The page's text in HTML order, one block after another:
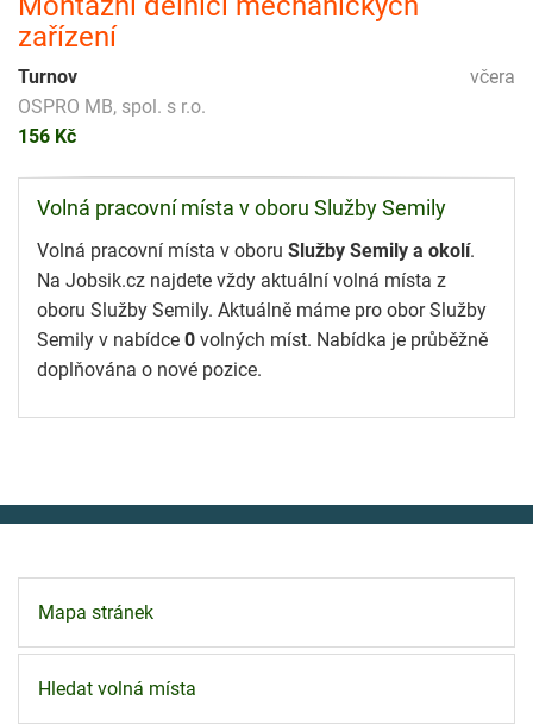
zařízení
včera
Turnov
OSPRO MB, spol. s r.o.
156 Kč
Volná pracovní místa v oboru Služby Semily
Volná pracovní místa v oboru Služby Semily a okolí.
Na Jobsik.cz najdete vždy aktuální volná místa z
oboru Služby Semily. Aktuálně máme pro obor Služby
Semily v nabídce 0 volných míst. Nabídka je průběžně
doplňována o nové pozice.
Mapa stránek
Hledat volná místa